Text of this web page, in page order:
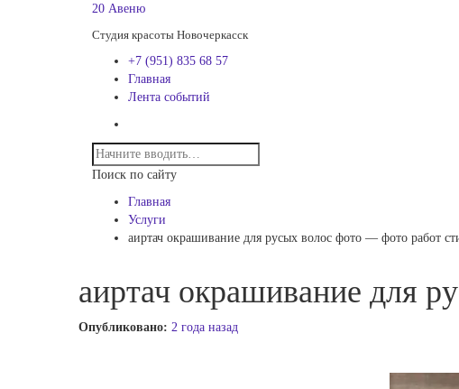
20 Авеню
Студия красоты Новочеркасск
+7 (951) 835 68 57
Главная
Лента событий
Поиск по сайту
Главная
Услуги
аиртач окрашивание для русых волос фото — фото работ
аиртач окрашивание для
Опубликовано: 2 года назад